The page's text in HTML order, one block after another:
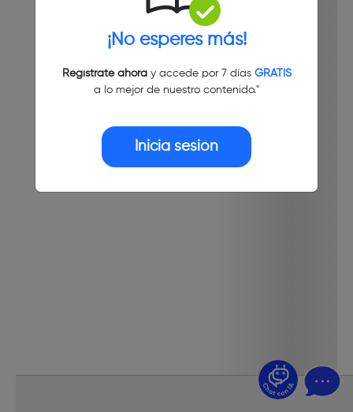
¡No esperes más!
Regístrate ahoray accede por 7 días GRATIS
a lo mejor de nuestro contenido."
Inicia sesión